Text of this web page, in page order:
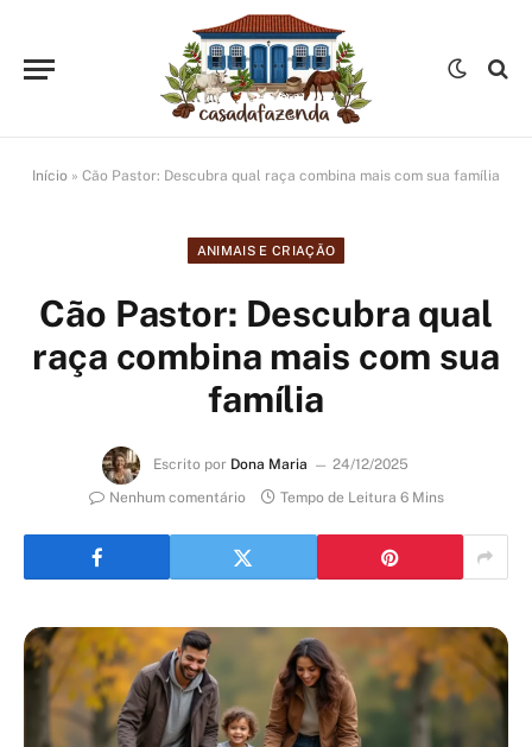
Início » Cão Pastor: Descubra qual raça combina mais com sua família
ANIMAIS E CRIAÇÃO
Cão Pastor: Descubra qual
raça combina mais com sua
família
Escrito por Dona Maria
24/12/2025
Nenhum comentário
Tempo de Leitura 6 Mins